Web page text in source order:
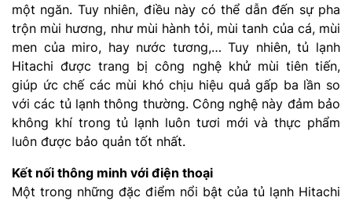
một ngăn. Tuy nhiên, điều này có thể dẫn đến sự pha
trộn mùi hương, như mùi hành tỏi, mùi tanh của cá, mùi
men của miro, hay nước tương,… Tuy nhiên, tủ lạnh
Hitachi được trang bị công nghệ khử mùi tiên tiến,
giúp ức chế các mùi khó chịu hiệu quả gấp ba lần so
với các tủ lạnh thông thường. Công nghệ này đảm bảo
không khí trong tủ lạnh luôn tươi mới và thực phẩm
luôn được bảo quản tốt nhất.
Kết nối thông minh với điện thoại
Một trong những đặc điểm nổi bật của tủ lạnh Hitachi